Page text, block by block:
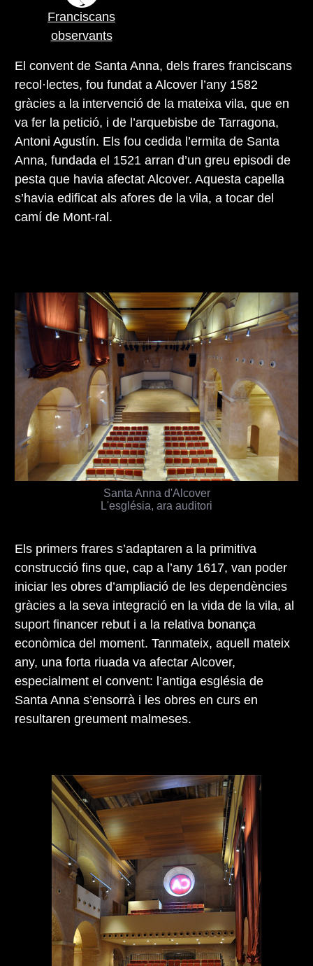
Franciscans
observants
El convent de Santa Anna, dels frares franciscans
recol·lectes, fou fundat a Alcover l’any 1582
gràcies a la intervenció de la mateixa vila, que en
va fer la petició, i de l’arquebisbe de Tarragona,
Antoni Agustín. Els fou cedida l’ermita de Santa
Anna, fundada el 1521 arran d’un greu episodi de
pesta que havia afectat Alcover. Aquesta capella
s’havia edificat als afores de la vila, a tocar del
camí de Mont-ral.
Santa Anna d'Alcover
L'església, ara auditori
Els primers frares s’adaptaren a la primitiva
construcció fins que, cap a l’any 1617, van poder
iniciar les obres d’ampliació de les dependències
gràcies a la seva integració en la vida de la vila, al
suport financer rebut i a la relativa bonança
econòmica del moment. Tanmateix, aquell mateix
any, una forta riuada va afectar Alcover,
especialment el convent: l’antiga església de
Santa Anna s’ensorrà i les obres en curs en
resultaren greument malmeses.